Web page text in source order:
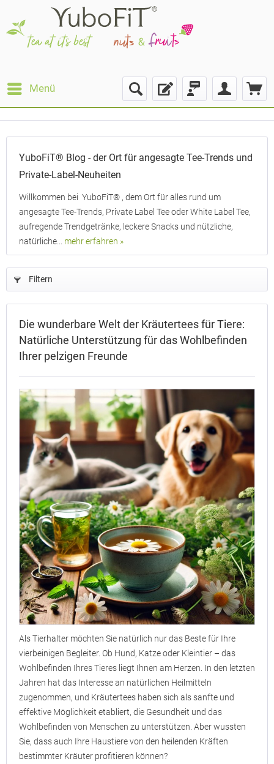
Menü
YuboFiT® Blog - der Ort für angesagte Tee-Trends und
Private-Label-Neuheiten
Willkommen bei YuboFiT® , dem Ort für alles rund um
angesagte Tee-Trends, Private Label Tee oder White Label Tee,
aufregende Trendgetränke, leckere Snacks und nützliche,
natürliche... mehr erfahren »
Filtern
Die wunderbare Welt der Kräutertees für Tiere:
Natürliche Unterstützung für das Wohlbefinden
Ihrer pelzigen Freunde
Als Tierhalter möchten Sie natürlich nur das Beste für Ihre
vierbeinigen Begleiter. Ob Hund, Katze oder Kleintier – das
Wohlbefinden Ihres Tieres liegt Ihnen am Herzen. In den letzten
Jahren hat das Interesse an natürlichen Heilmitteln
zugenommen, und Kräutertees haben sich als sanfte und
effektive Möglichkeit etabliert, die Gesundheit und das
Wohlbefinden von Menschen zu unterstützen. Aber wussten
Sie, dass auch Ihre Haustiere von den heilenden Kräften
bestimmter Kräuter profitieren können?